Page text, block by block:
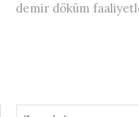
demir döküm